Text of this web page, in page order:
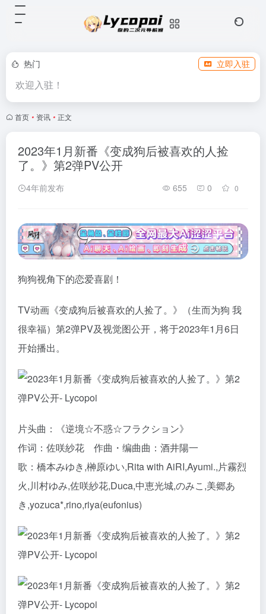
热门 立即入驻
欢迎入驻！
首页 • 资讯 • 正文
2023年1月新番《变成狗后被喜欢的人捡
了。》第2弹PV公开
4年前发布 655 0 0
狗狗视角下的恋爱喜剧！
TV动画《变成狗后被喜欢的人捡了。》（生而为狗 我
很幸福）第2弹PV及视觉图公开，将于2023年1月6日
开始播出。
片头曲：《逆境☆不惑☆フラクション》
作词：佐咲紗花 作曲・编曲曲：酒井陽一
歌：橋本みゆき,榊原ゆい,Rita with AiRI,Ayumi.,片霧烈
火,川村ゆみ,佐咲紗花,Duca,中恵光城,のみこ,美郷あ
き,yozuca*,rino,riya(eufonius)